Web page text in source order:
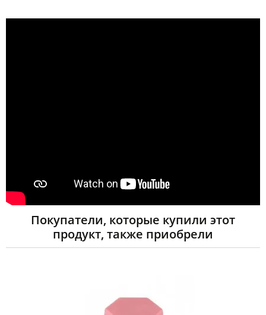
Покупатели, которые купили этот
продукт, также приобрели